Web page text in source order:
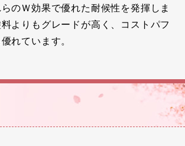
のＷ効果で優れた耐候性を発揮しま
よりもグレードが高く、コストパフ
れています。